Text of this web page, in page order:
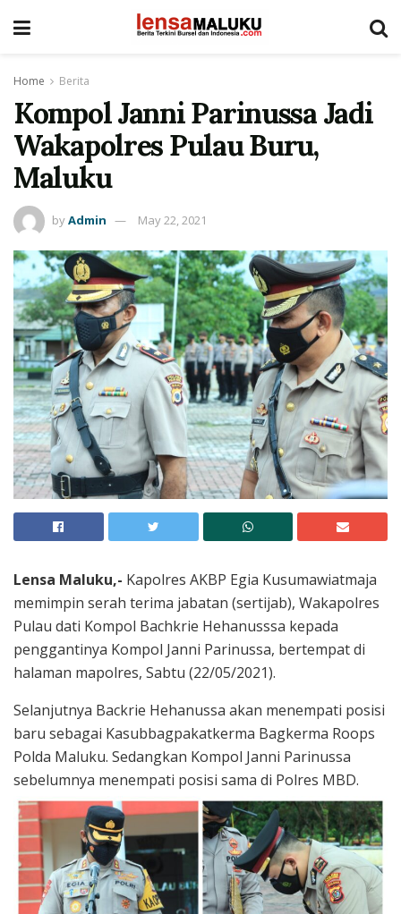
Home Berita
Kompol Janni Parinussa Jadi
Wakapolres Pulau Buru,
Maluku
byAdmin May 22, 2021
Lensa Maluku,- Kapolres AKBP Egia Kusumawiatmaja
memimpin serah terima jabatan (sertijab), Wakapolres
Pulau dati Kompol Bachkrie Hehanusssa kepada
penggantinya Kompol Janni Parinussa, bertempat di
halaman mapolres, Sabtu (22/05/2021).
Selanjutnya Backrie Hehanussa akan menempati posisi
baru sebagai Kasubbagpakatkerma Bagkerma Roops
Polda Maluku. Sedangkan Kompol Janni Parinussa
sebelumnya menempati posisi sama di Polres MBD.